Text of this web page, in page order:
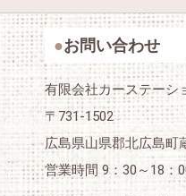
お問い合わせ
有限会社カーステーシ
〒731-1502
広島県山県郡北広島町
営業時間 9：30～18：